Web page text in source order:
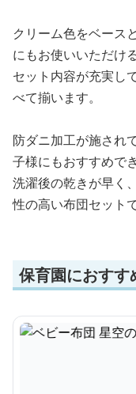
クリーム色をベース
にもお使いいただけ
セット内容が充実し
べて揃います。
防ダニ加工が施され
子様にもおすすめで
洗濯後の乾きが早く
性の高い布団セットで
保育園におすす